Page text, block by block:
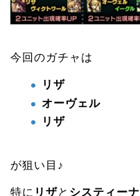
今回のガチャは
リザ
オーヴェル
リザ
が狙い目♪
特に リザと システィーナ